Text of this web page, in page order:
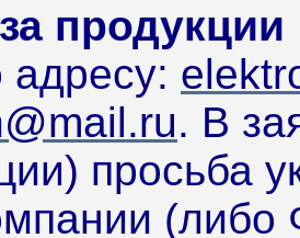
продукции
адресу:
. В
просьба
(либо